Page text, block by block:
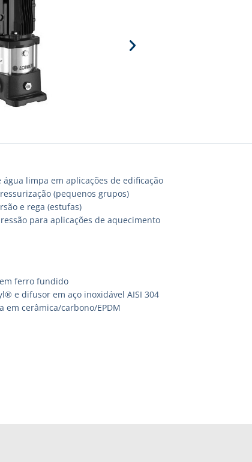
água limpa em aplicações de edificação
(pequenos grupos)
e rega (estufas)
para aplicações de aquecimento
ferro fundido
e difusor em aço inoxidável AISI 304
em cerâmica/carbono/EPDM